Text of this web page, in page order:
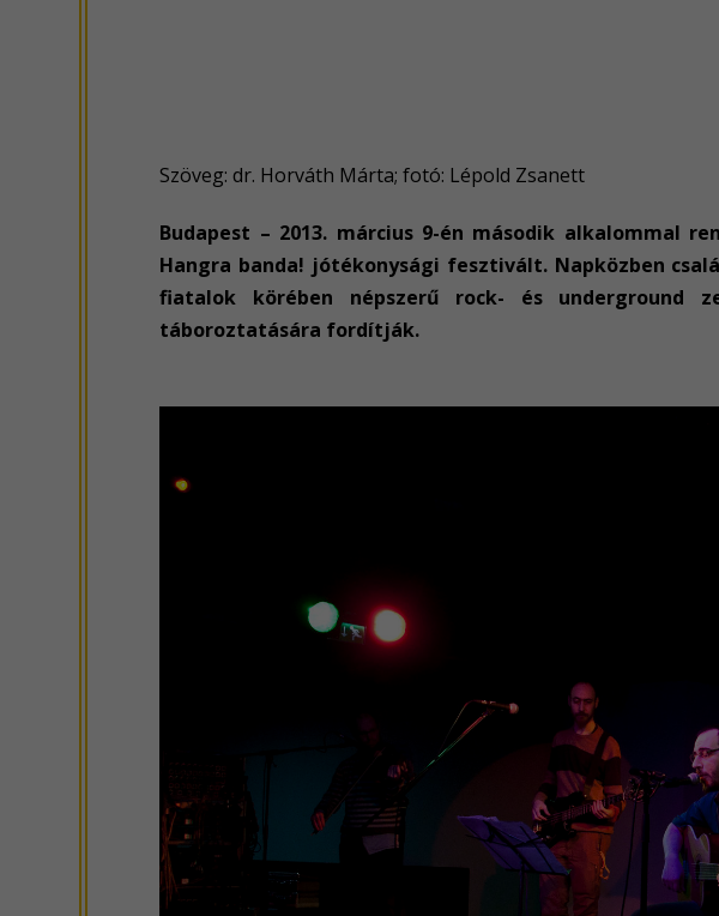
Szöveg: dr. Horváth Márta; fotó: Lépold Zsanett
Budapest – 2013. március 9-én második alkalommal
Hangra banda! jótékonysági fesztivált. Napközben
fiatalok körében népszerű rock- és underground
táboroztatására fordítják.